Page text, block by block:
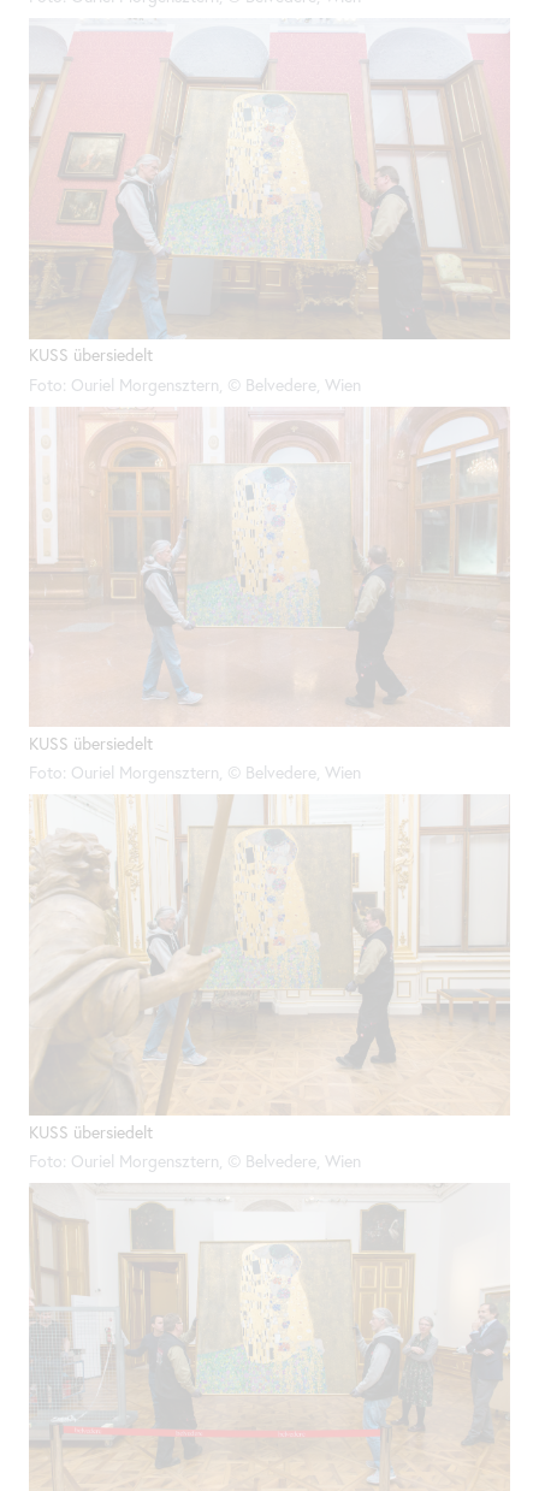
KUSS übersiedelt
Foto: Ouriel Morgensztern, © Belvedere, Wien
KUSS übersiedelt
Foto: Ouriel Morgensztern, © Belvedere, Wien
KUSS übersiedelt
Foto: Ouriel Morgensztern, © Belvedere, Wien